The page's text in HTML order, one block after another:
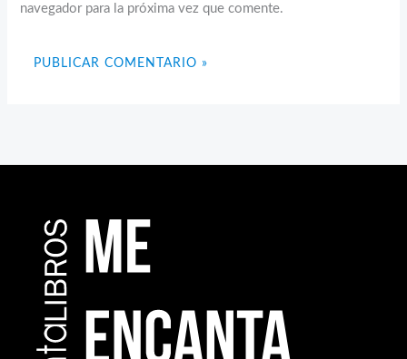
navegador para la próxima vez que comente.